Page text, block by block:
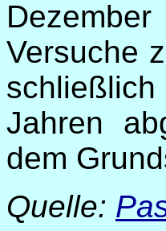
Versuche
Jahren
dem
Quelle: